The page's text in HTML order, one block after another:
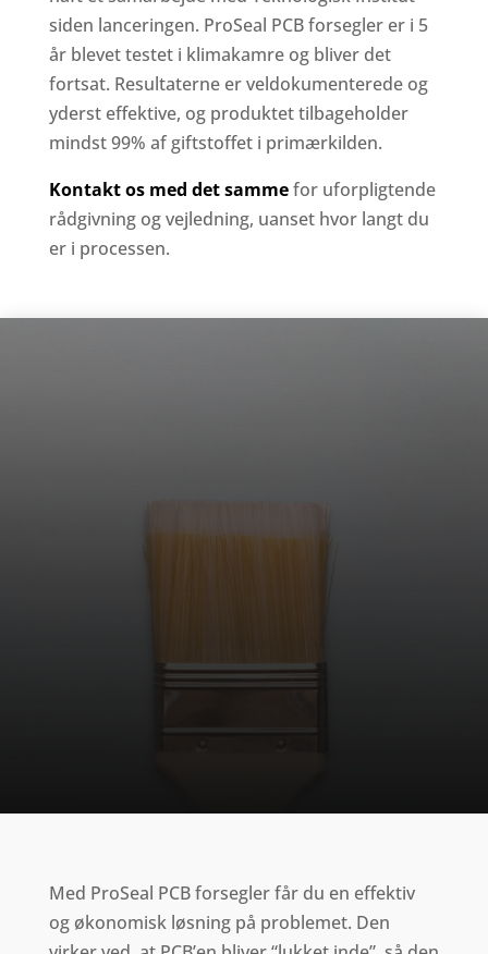
siden lanceringen. ProSeal PCB forsegler er i 5
år blevet testet i klimakamre og bliver det
fortsat. Resultaterne er veldokumenterede og
yderst effektive, og produktet tilbageholder
mindst 99% af giftstoffet i primærkilden.
Kontakt os med det sammefor uforpligtende
rådgivning og vejledning, uanset hvor langt du
er i processen.
Med ProSeal PCB forsegler får du en effektiv
og økonomisk løsning på problemet. Den